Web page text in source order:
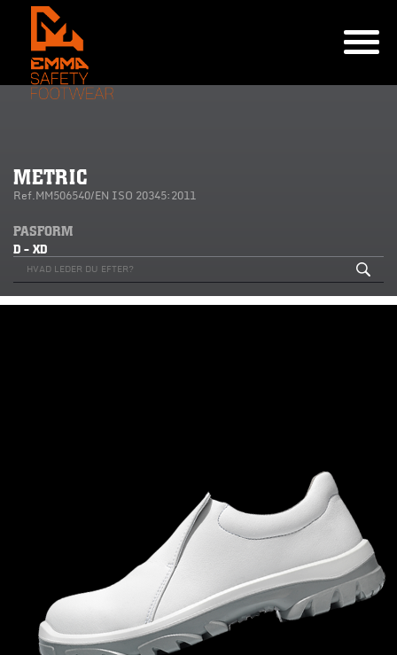
METRIC
Ref.MM506540/EN ISO 20345:2011
PASFORM
D - XD